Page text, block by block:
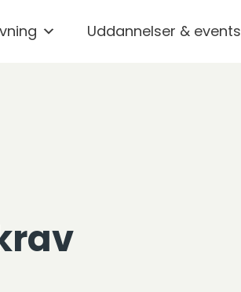
Uddannelser & events